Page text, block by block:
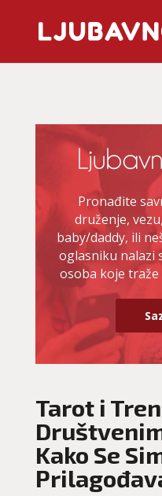
Pronađite
druženje,
baby/daddy, ili
oglasniku nalazi
osoba koje
Tarot i
Kako Se